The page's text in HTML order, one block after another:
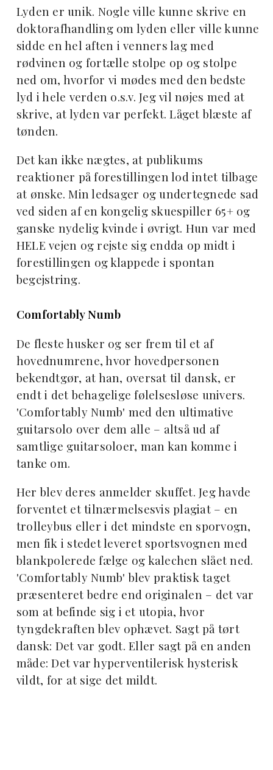
Lyden er unik. Nogle ville kunne skrive en
doktorafhandling om lyden eller ville kunne
sidde en hel aften i venners lag med
rødvinen og fortælle stolpe op og stolpe
ned om, hvorfor vi mødes med den bedste
lyd i hele verden o.s.v. Jeg vil nøjes med at
skrive, at lyden var perfekt. Låget blæste af
tønden.
Det kan ikke nægtes, at publikums
reaktioner på forestillingen lod intet tilbage
at ønske. Min ledsager og undertegnede sad
ved siden af en kongelig skuespiller 65+ og
ganske nydelig kvinde i øvrigt. Hun var med
HELE vejen og rejste sig endda op midt i
forestillingen og klappede i spontan
begejstring.
Comfortably Numb
De fleste husker og ser frem til et af
hovednumrene, hvor hovedpersonen
bekendtgør, at han, oversat til dansk, er
endt i det behagelige følelsesløse univers.
'Comfortably Numb' med den ultimative
guitarsolo over dem alle – altså ud af
samtlige guitarsoloer, man kan komme i
tanke om.
Her blev deres anmelder skuffet. Jeg havde
forventet et tilnærmelsesvis plagiat – en
trolleybus eller i det mindste en sporvogn,
men fik i stedet leveret sportsvognen med
blankpolerede fælge og kalechen slået ned.
'Comfortably Numb' blev praktisk taget
præsenteret bedre end originalen – det var
som at befinde sig i et utopia, hvor
tyngdekraften blev ophævet. Sagt på tørt
dansk: Det var godt. Eller sagt på en anden
måde: Det var hyperventilerisk hysterisk
vildt, for at sige det mildt.